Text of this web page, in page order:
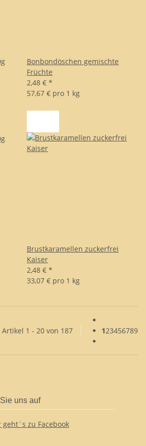
Bonbondöschen gemischte
Früchte
2,48 € *
57,67 € pro 1 kg
Brustkaramellen zuckerfrei
Kaiser
2,48 € *
33,07 € pro 1 kg
Artikel 1 - 20 von 187 123456789
uns auf